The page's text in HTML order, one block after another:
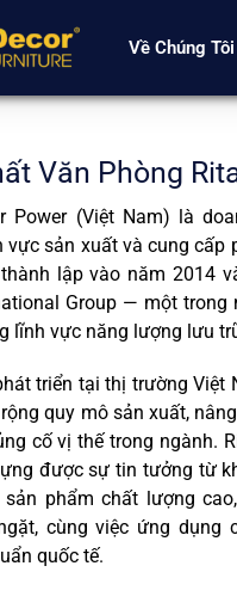
Về Chúng Tôi
Văn Phòng
Power (Việt Nam) là
sản xuất và cung cấp
lập vào năm 2014
Group — một trong
lĩnh vực năng lượng lưu
triển tại thị trường Việt
quy mô sản xuất,
cố vị thế trong ngành.
được sự tin tưởng từ
phẩm chất lượng
cùng việc ứng dụng
quốc tế.